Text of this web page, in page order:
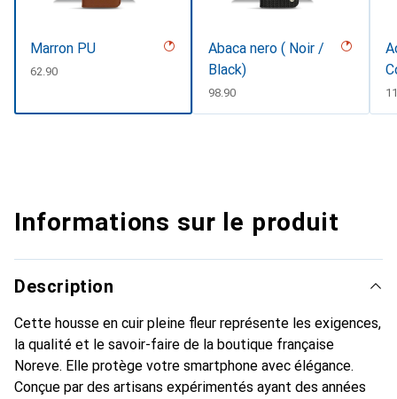
Marron PU
CHF
62.90
Abaca nero ( Noir /
Black)
CHF
98.90
Informations sur le produit
Description
Cette housse en cuir pleine fleur représente les exigences,
la qualité et le savoir-faire de la boutique française
Noreve. Elle protège votre smartphone avec élégance.
Conçue par des artisans expérimentés ayant des années